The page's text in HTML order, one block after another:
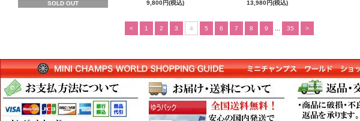
SOLD OUT 9,800円(税込) 13,980円(税込)
< 1 2 3 4 5 6 7 8 9 ... 35 >